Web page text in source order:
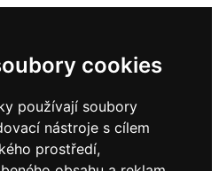
cookies
používají soubory
nástroje s cílem
prostředí,